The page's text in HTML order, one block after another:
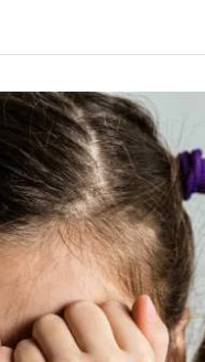
POLICIALES
de
Un
La jueza
del…
byLa